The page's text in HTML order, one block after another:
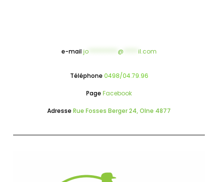
e-mailjo @ il.com
Téléphone 0498/04.79.96
Page Facebook
Adresse Rue Fosses Berger 24, Olne 4877